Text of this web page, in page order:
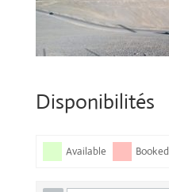
Disponibilités
Available Booked